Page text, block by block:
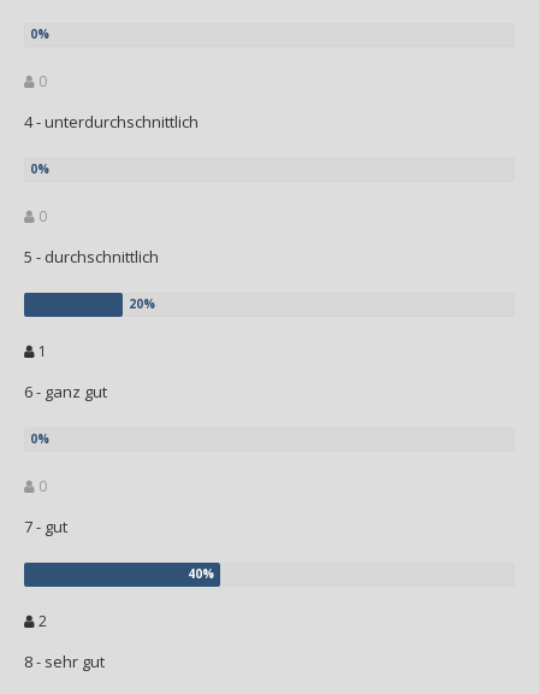
0
4 - unterdurchschnittlich
0
5 - durchschnittlich
1
6 - ganz gut
0
7 - gut
2
8 - sehr gut